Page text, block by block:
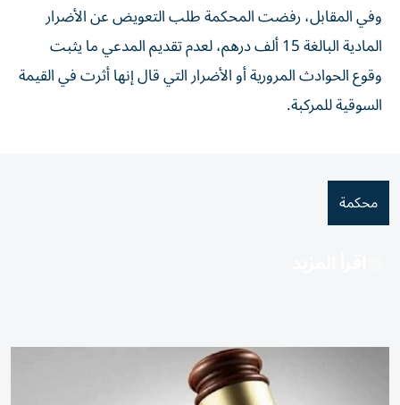
وفي المقابل، رفضت المحكمة طلب التعويض عن الأضرار
المادية البالغة 15 ألف درهم، لعدم تقديم المدعي ما يثبت
وقوع الحوادث المرورية أو الأضرار التي قال إنها أثرت في القيمة
السوقية للمركبة.
محكمة